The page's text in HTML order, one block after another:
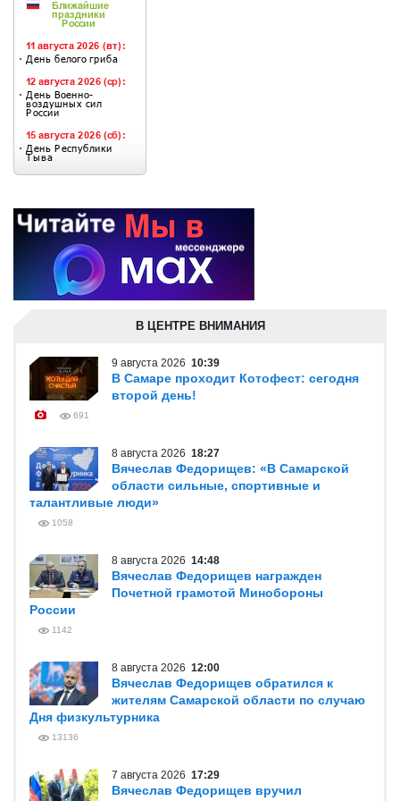
В ЦЕНТРЕ ВНИМАНИЯ
9 августа 2026 10:39
В Самаре проходит Котофест: сегодня
второй день!
691
8 августа 2026 18:27
Вячеслав Федорищев: «В Самарской
области сильные, спортивные и
талантливые люди»
1058
8 августа 2026 14:48
Вячеслав Федорищев награжден
Почетной грамотой Минобороны
России
1142
8 августа 2026 12:00
Вячеслав Федорищев обратился к
жителям Самарской области по случаю
Дня физкультурника
13136
7 августа 2026 17:29
Вячеслав Федорищев вручил